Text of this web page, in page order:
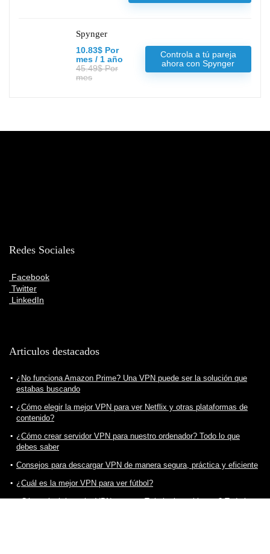
Spynger
10.83$ Por
mes / 1 año
45.49$ Por
mes
Controla a tú pareja
ahora con Spynger
Redes Sociales
Facebook
Twitter
LinkedIn
Articulos destacados
¿No funciona Amazon Prime? Una VPN puede ser la solución que
estabas buscando
¿Cómo elegir la mejor VPN para ver Netflix y otras plataformas de
contenido?
¿Cómo crear servidor VPN para nuestro ordenador? Todo lo que
debes saber
Consejos para descargar VPN de manera segura, práctica y eficiente
¿Cuál es la mejor VPN para ver fútbol?
¿Cómo elegir la mejor VPN para ver Twitch sin problemas? Todo lo